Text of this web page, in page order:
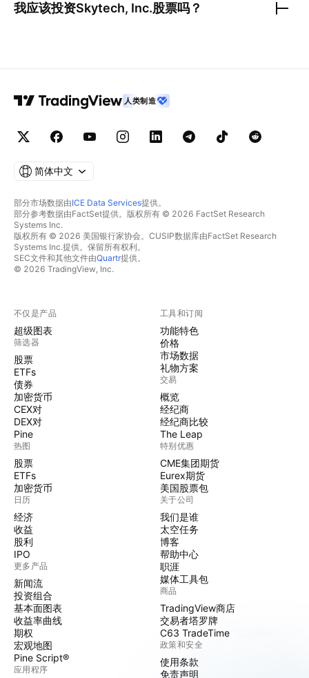
我应该投资Skytech, Inc.股票吗？
人类制造
简体中文
部分市场数据由ICE Data Services提供。
部分参考数据由FactSet提供。版权所有 © 2026 FactSet Research
Systems Inc.
版权所有 © 2026 美国银行家协会。CUSIP数据库由FactSet Research
Systems Inc.提供。保留所有权利。
SEC文件和其他文件由Quartr提供。
© 2026 TradingView, Inc.
不仅是产品
超级图表
筛选器
股票
ETFs
债券
加密货币
CEX对
DEX对
Pine
热图
股票
ETFs
加密货币
日历
经济
收益
股利
IPO
更多产品
新闻流
投资组合
基本面图表
收益率曲线
期权
宏观地图
Pine Script®
应用程序
工具和订阅
功能特色
价格
市场数据
礼物方案
交易
概览
经纪商
经纪商比较
The Leap
特别优惠
CME集团期货
Eurex期货
美国股票包
关于公司
我们是谁
太空任务
博客
帮助中心
职涯
媒体工具包
商品
TradingView商店
交易者塔罗牌
C63 TradeTime
政策和安全
使用条款
免责声明